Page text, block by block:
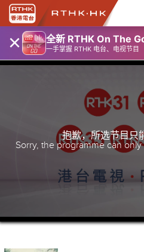
× 全新 RTHK On The
一手掌握 RTHK 电台、电视节目
抱歉，所选节目只
Sorry, the programme can